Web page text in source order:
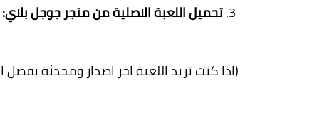
تحميل اللعبة الاصلية من متجر جوجل بلاي: